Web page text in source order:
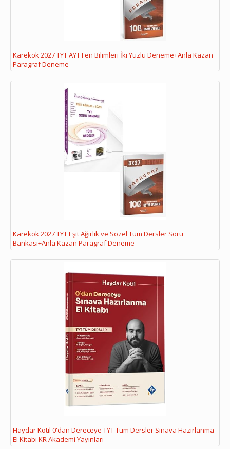
Karekök 2027 TYT AYT Fen Bilimleri İki Yüzlü Deneme+Anla Kazan
Paragraf Deneme
Karekök 2027 TYT Eşit Ağırlık ve Sözel Tüm Dersler Soru
Bankası+Anla Kazan Paragraf Deneme
Haydar Kotil 0'dan Dereceye TYT Tüm Dersler Sınava Hazırlanma
El Kitabı KR Akademi Yayınları